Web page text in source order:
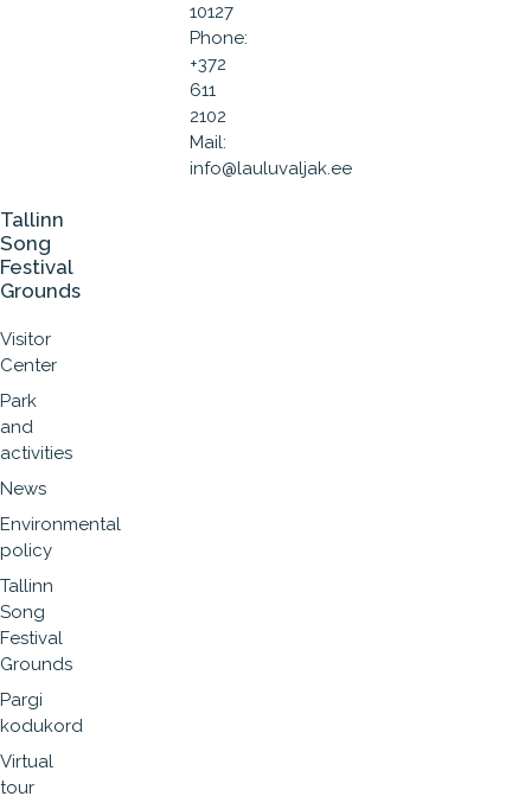
10127
Phone:
+372
611
2102
Mail:
info@lauluvaljak.ee
Tallinn
Song
Festival
Grounds
Visitor
Center
Park
and
activities
News
Environmental
policy
Tallinn
Song
Festival
Grounds
Pargi
kodukord
Virtual
tour